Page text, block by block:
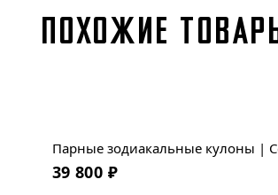
ПОХОЖИЕ
Парные зодиакальные кулоны |
39 800 ₽